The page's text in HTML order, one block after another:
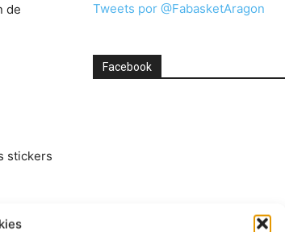
de
stickers
Tweets por @FabasketAragon
Facebook